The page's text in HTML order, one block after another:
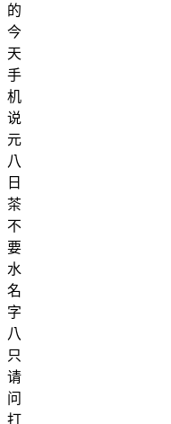
的
今
天
手
机
说
元
八
日
茶
不
要
水
名
字
八
只
请
问
打